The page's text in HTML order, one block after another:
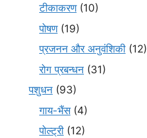
टीकाकरण(10)
पोषण(19)
प्रजनन और अनुवंशिकी (12)
रोग प्रबन्धन (31)
पशुधन (93)
गाय-भैंस(4)
पोल्ट्री (12)